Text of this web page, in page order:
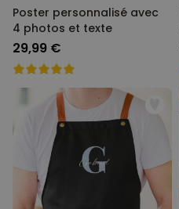
Poster personnalisé avec
4 photos et texte
29,99 €